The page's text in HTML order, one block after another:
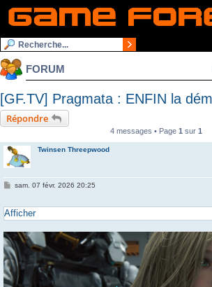
FORUM
[GF.TV] Pragmata : ENFIN la
Répondre
4 messages • Page 1 sur 1
Twinsen Threepwood
M
s
a
e
sam. 07 févr. 2026 20:25
Afficher